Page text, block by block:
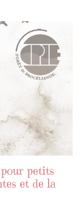
petits
et de la